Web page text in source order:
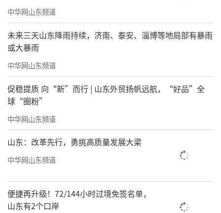
中华网山东频道
未来三天山东降雨持续，济南、泰安、淄博等地局部有暴雨
或大暴雨
中华网山东频道
促稳提质 向“新”而行 | 山东外贸扬帆远航，“好品”全
球“圈粉”
中华网山东频道
山东：改革先行，勇挑高质量发展大梁
中华网山东频道
便捷再升级！72/144小时过境免签名单，
山东有2个口岸